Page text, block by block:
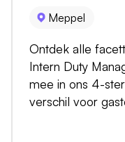
Meppel
Ontdek alle
Intern Duty
mee in ons 4-
verschil voor